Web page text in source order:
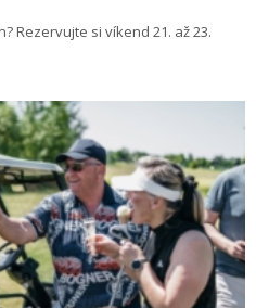
Rezervujte si víkend 21. až 23.